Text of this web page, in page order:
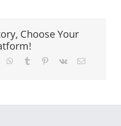
Choose Your
WhatsApp
Tumblr Pinterest
Vk Email